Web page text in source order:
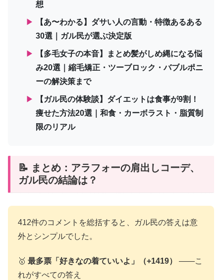
想
▶
【あ〜わかる】ダサい人の言動・特徴あるある
30選｜ガル民が選ぶ決定版
▶
【多毛女子の本音】まとめ髪がしめ縄になる悩
み20選｜縮毛矯正・ツーブロック・バブルポニ
ーの解決策まで
▶
【ガル民の体験談】ダイエットは食事が9割！
痩せた方法20選｜和食・カーボラスト・脂質制
限のリアル
📝 まとめ：アラフォーの肩出しコーデ、
ガル民の結論は？
412件のコメントを総括すると、ガル民の答えは意
外とシンプルでした。
🥇 最多票「好きなの着ていいよ」（+1419）
——こ
れがすべての答え